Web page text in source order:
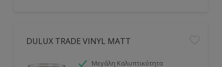
DULUX TRADE VINYL MATT
Μεγάλη Καλυπτικότητα